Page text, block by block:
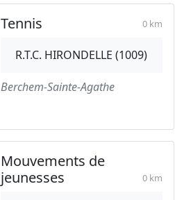
Tennis 0 km
R.T.C. HIRONDELLE (1009)
Berchem-Sainte-Agathe
Mouvements de
jeunesses
0 km